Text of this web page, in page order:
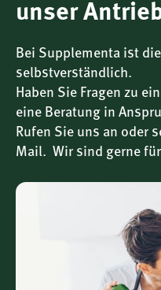
Produkthighlights im
Reduzierte, direkt
Biofermentativ
60 Kapseln– für 2
Anwendung
Reinheit und
unser
Bei Supplementa ist
selbstverständlich.
Haben Sie Fragen zu
eine Beratung in
Rufen Sie uns an oder
Mail. Wir sind gerne